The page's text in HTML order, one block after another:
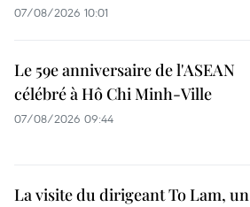
07/08/2026 10:01
Le 59e anniversaire de l'ASEAN
célébré à Hô Chi Minh-Ville
07/08/2026 09:44
La visite du dirigeant To Lam, un